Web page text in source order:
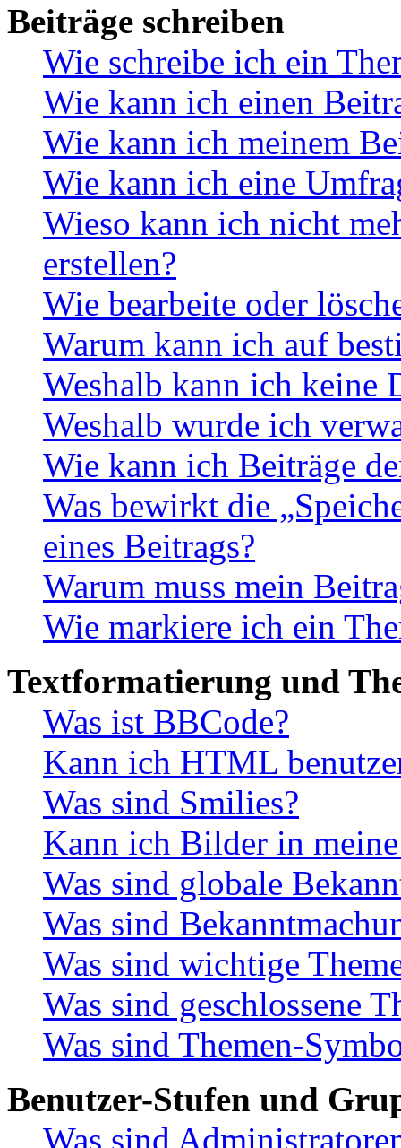
Beiträge schreiben
Wie schreibe ich ein
Wie kann ich einen
Wie kann ich meinem
Wie kann ich eine
Wieso kann ich nicht
erstellen?
Wie bearbeite oder
Warum kann ich auf
Weshalb kann ich keine
Weshalb wurde ich
Wie kann ich Beiträge
Was bewirkt die
eines Beitrags?
Warum muss mein
Wie markiere ich ein
Textformatierung und
Was ist BBCode?
Kann ich HTML
Was sind Smilies?
Kann ich Bilder in
Was sind globale
Was sind
Was sind wichtige
Was sind geschlossene
Was sind Themen-
Benutzer-Stufen und
Was sind